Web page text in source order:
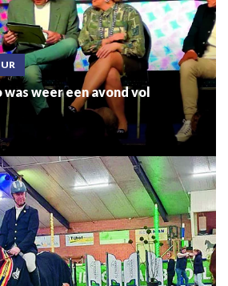
was weer een avond vol